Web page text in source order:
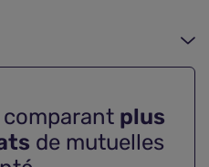
comparant plus
de mutuelles